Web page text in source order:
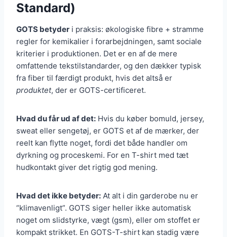
Standard)
GOTS betyder i praksis: økologiske fibre + stramme
regler for kemikalier i forarbejdningen, samt sociale
kriterier i produktionen. Det er en af de mere
omfattende tekstilstandarder, og den dækker typisk
fra fiber til færdigt produkt, hvis det altså er
produktet, der er GOTS-certificeret.
Hvad du får ud af det: Hvis du køber bomuld, jersey,
sweat eller sengetøj, er GOTS et af de mærker, der
reelt kan flytte noget, fordi det både handler om
dyrkning og proceskemi. For en T-shirt med tæt
hudkontakt giver det rigtig god mening.
Hvad det ikke betyder: At alt i din garderobe nu er
“klimavenligt”. GOTS siger heller ikke automatisk
noget om slidstyrke, vægt (gsm), eller om stoffet er
kompakt strikket. En GOTS-T-shirt kan stadig være